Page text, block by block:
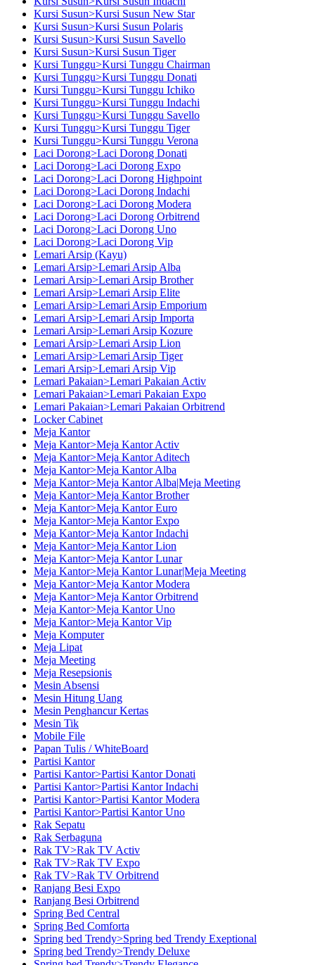
Kursi Susun>Kursi Susun New Star
Kursi Susun>Kursi Susun Polaris
Kursi Susun>Kursi Susun Savello
Kursi Susun>Kursi Susun Tiger
Kursi Tunggu>Kursi Tunggu Chairman
Kursi Tunggu>Kursi Tunggu Donati
Kursi Tunggu>Kursi Tunggu Ichiko
Kursi Tunggu>Kursi Tunggu Indachi
Kursi Tunggu>Kursi Tunggu Savello
Kursi Tunggu>Kursi Tunggu Tiger
Kursi Tunggu>Kursi Tunggu Verona
Laci Dorong>Laci Dorong Donati
Laci Dorong>Laci Dorong Expo
Laci Dorong>Laci Dorong Highpoint
Laci Dorong>Laci Dorong Indachi
Laci Dorong>Laci Dorong Modera
Laci Dorong>Laci Dorong Orbitrend
Laci Dorong>Laci Dorong Uno
Laci Dorong>Laci Dorong Vip
Lemari Arsip (Kayu)
Lemari Arsip>Lemari Arsip Alba
Lemari Arsip>Lemari Arsip Brother
Lemari Arsip>Lemari Arsip Elite
Lemari Arsip>Lemari Arsip Emporium
Lemari Arsip>Lemari Arsip Importa
Lemari Arsip>Lemari Arsip Kozure
Lemari Arsip>Lemari Arsip Lion
Lemari Arsip>Lemari Arsip Tiger
Lemari Arsip>Lemari Arsip Vip
Lemari Pakaian>Lemari Pakaian Activ
Lemari Pakaian>Lemari Pakaian Expo
Lemari Pakaian>Lemari Pakaian Orbitrend
Locker Cabinet
Meja Kantor
Meja Kantor>Meja Kantor Activ
Meja Kantor>Meja Kantor Aditech
Meja Kantor>Meja Kantor Alba
Meja Kantor>Meja Kantor Alba|Meja Meeting
Meja Kantor>Meja Kantor Brother
Meja Kantor>Meja Kantor Euro
Meja Kantor>Meja Kantor Expo
Meja Kantor>Meja Kantor Indachi
Meja Kantor>Meja Kantor Lion
Meja Kantor>Meja Kantor Lunar
Meja Kantor>Meja Kantor Lunar|Meja Meeting
Meja Kantor>Meja Kantor Modera
Meja Kantor>Meja Kantor Orbitrend
Meja Kantor>Meja Kantor Uno
Meja Kantor>Meja Kantor Vip
Meja Komputer
Meja Lipat
Meja Meeting
Meja Resepsionis
Mesin Absensi
Mesin Hitung Uang
Mesin Penghancur Kertas
Mesin Tik
Mobile File
Papan Tulis / WhiteBoard
Partisi Kantor
Partisi Kantor>Partisi Kantor Donati
Partisi Kantor>Partisi Kantor Indachi
Partisi Kantor>Partisi Kantor Modera
Partisi Kantor>Partisi Kantor Uno
Rak Sepatu
Rak Serbaguna
Rak TV>Rak TV Activ
Rak TV>Rak TV Expo
Rak TV>Rak TV Orbitrend
Ranjang Besi Expo
Ranjang Besi Orbitrend
Spring Bed Central
Spring Bed Comforta
Spring bed Trendy>Spring bed Trendy Exeptional
Spring bed Trendy>Trendy Deluxe